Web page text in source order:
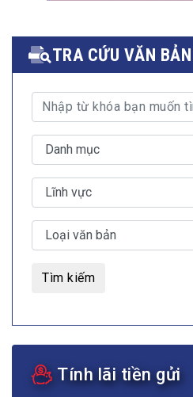
TRA CỨU VĂN BẢN
Tìm kiếm
Tính lãi tiền gửi